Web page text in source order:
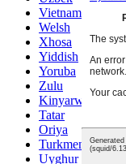
Vietnamese
Welsh
Xhosa
Yiddish
Yoruba
Zulu
Kinyarwanda
Tatar
Oriya
Turkmen
Uyghur